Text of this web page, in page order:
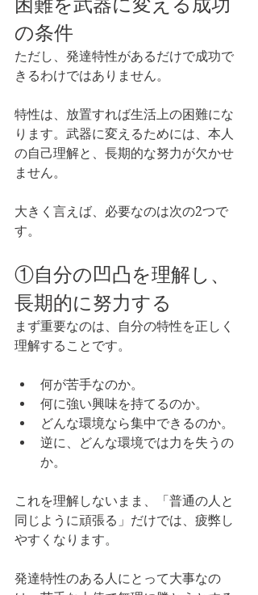
困難を武器に変える成功
の条件
ただし、発達特性があるだけで成功で
きるわけではありません。
特性は、放置すれば生活上の困難にな
ります。武器に変えるためには、本人
の自己理解と、長期的な努力が欠かせ
ません。
大きく言えば、必要なのは次の2つで
す。
①自分の凹凸を理解し、
長期的に努力する
まず重要なのは、自分の特性を正しく
理解することです。
何が苦手なのか。
何に強い興味を持てるのか。
どんな環境なら集中できるのか。
逆に、どんな環境では力を失うの
か。
これを理解しないまま、「普通の人と
同じように頑張る」だけでは、疲弊し
やすくなります。
発達特性のある人にとって大事なの